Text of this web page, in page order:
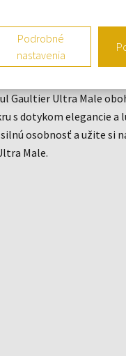
z roku 2015. Zloženie
hrušky, citrónu a
o chladivú vôňu mäty.
Gaultier Ultra Male
s dotykom elegancie a
osobnosť a užite si
Male.
Podrobné
nastavenia